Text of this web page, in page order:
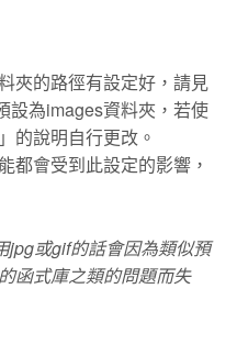
夾的路徑有設定好，請見
設為images資料夾，若使
的說明自行更改。
都會受到此設定的影響，
jpg或gif的話會因為類似預
函式庫之類的問題而失